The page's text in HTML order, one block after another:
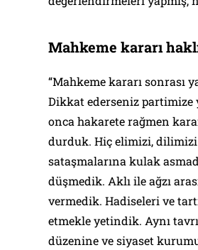
Mahkeme kararı
“Mahkeme kararı sonrası
Dikkat ederseniz partimize
onca hakarete rağmen
durduk. Hiç elimizi, dilimizi
sataşmalarına kulak
düşmedik. Aklı ile ağzı
vermedik. Hadiseleri ve
etmekle yetindik. Aynı
düzenine ve siyaset